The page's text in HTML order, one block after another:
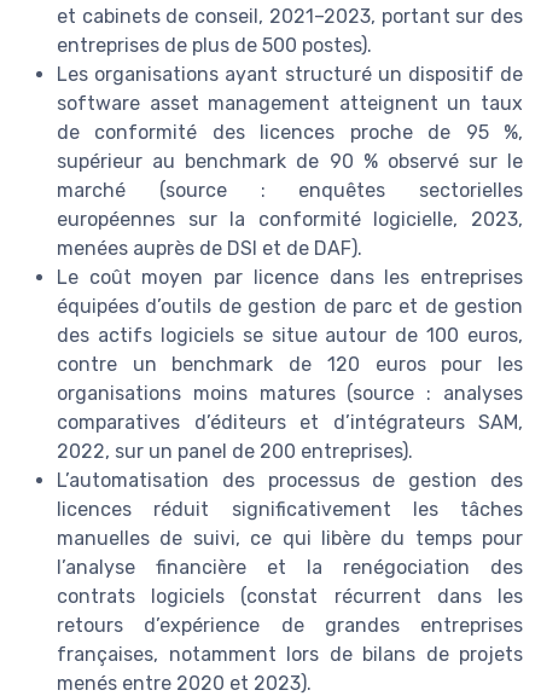
et cabinets de conseil, 2021–2023, portant sur des
entreprises de plus de 500 postes).
Les organisations ayant structuré un dispositif de
software asset management atteignent un taux
de conformité des licences proche de 95 %,
supérieur au benchmark de 90 % observé sur le
marché (source : enquêtes sectorielles
européennes sur la conformité logicielle, 2023,
menées auprès de DSI et de DAF).
Le coût moyen par licence dans les entreprises
équipées d’outils de gestion de parc et de gestion
des actifs logiciels se situe autour de 100 euros,
contre un benchmark de 120 euros pour les
organisations moins matures (source : analyses
comparatives d’éditeurs et d’intégrateurs SAM,
2022, sur un panel de 200 entreprises).
L’automatisation des processus de gestion des
licences réduit significativement les tâches
manuelles de suivi, ce qui libère du temps pour
l’analyse financière et la renégociation des
contrats logiciels (constat récurrent dans les
retours d’expérience de grandes entreprises
françaises, notamment lors de bilans de projets
menés entre 2020 et 2023).